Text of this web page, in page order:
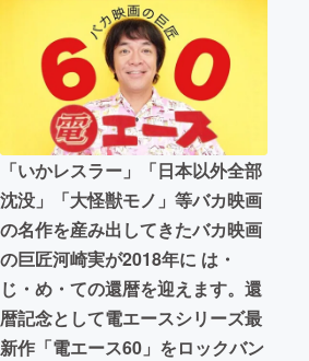
テクノロジー・ガジェット
映像・映画
ビジネス・起業
まちづくり・地域活性化
CAMPFIRE for Social Good
CAMPFIREふるさと納税machi-ya
「いかレスラー」「日本以外全部
沈没」「大怪獣モノ」等バカ映画
の名作を産み出してきたバカ映画
の巨匠河崎実が2018年に は・
じ・め・ての還暦を迎えます。還
暦記念として電エースシリーズ最
新作「電エース60」をロックバン